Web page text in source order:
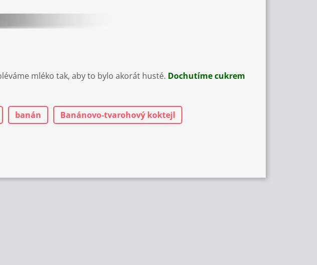
mléko tak, aby to bylo akorát husté. Dochutíme cukrem
banán Banánovo-tvarohový koktejl